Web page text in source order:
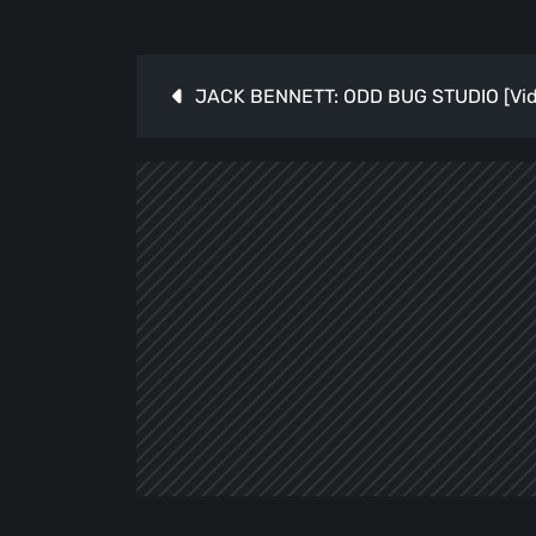
Navigazione
JACK BENNETT: ODD BUG STUDIO